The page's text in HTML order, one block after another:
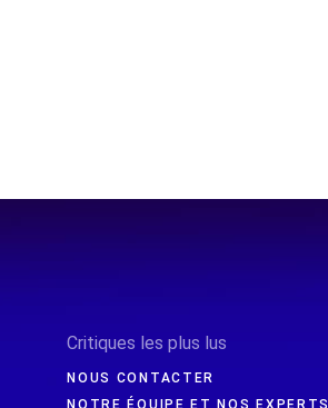
Critiques les plus lus
NOUS CONTACTER
NOTRE ÉQUIPE ET NOS EXPERTS